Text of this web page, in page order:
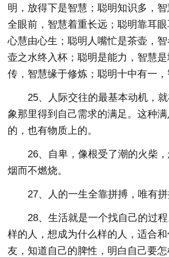
明，放得下是智慧；聪明知识多，
全眼前，智慧着重长远；聪明靠耳
心慧由心生；聪明人嘴忙是茶壶，
壶之水终入杯；聪明是能力，智慧
传，智慧缘于修炼；聪明十中有一，
25、人际交往的最基本动机，
象那里得到自己需求的满足。这种
的，也有物质上的。
26、自卑，像根受了潮的火柴
烟而不燃烧。
27、人的一生全靠拼搏，唯有拼
28、生活就是一个找自己的过
样的人，想成为什么样的人，适合
友，知道自己的脾性，明白自己要